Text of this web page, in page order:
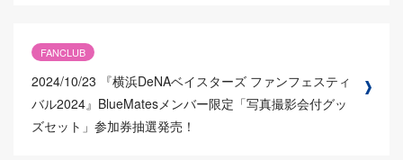
FANCLUB
2024/10/23
『横浜DeNAベイスターズ ファンフェスティ
バル2024』BlueMatesメンバー限定「写真撮影会付グッ
ズセット」参加券抽選発売！